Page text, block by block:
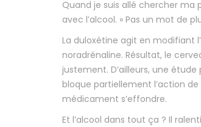
Quand je suis allé chercher ma
avec l’alcool. » Pas un mot de
La duloxétine agit en modifiant
noradrénaline. Résultat, le
justement. D’ailleurs, une étude
bloque partiellement l’action de
médicament s’effondre.
Et l’alcool dans tout ça ? Il